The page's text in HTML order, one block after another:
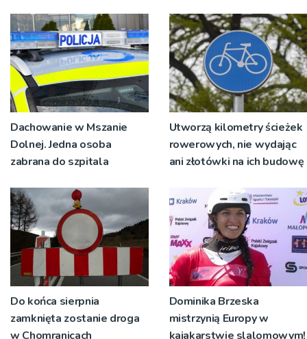
pokoleń
Dachowanie w Mszanie
Dolnej. Jedna osoba
zabrana do szpitala
Utworzą kilometry ścieżek
rowerowych, nie wydając
ani złotówki na ich budowę
Do końca sierpnia
zamknięta zostanie droga
w Chomranicach
Dominika Brzeska
mistrzynią Europy w
kajakarstwie slalomowym!